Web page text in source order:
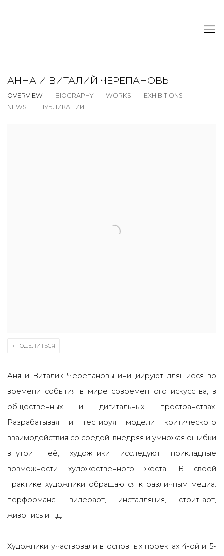
АННА И ВИТАЛИЙ ЧЕРЕПАНОВЫ
OVERVIEW BIOGRAPHY WORKS
EXHIBITIONS
NEWS
ПУБЛИКАЦИИ
ПОДЕЛИТЬСЯ
Аня и Виталик Черепановы инициируют длящиеся во
времени события в мире современного искусства, в
общественных и дигитальных пространствах.
Разрабатывая и тестируя модели критического
взаимодействия со средой, внедряя и умножая ошибки
внутри неё, художники исследуют прикладные
возможности художественного жеста. В своей
практике художники обращаются к различным медиа:
перформанс, видеоарт, инсталляция, стрит-арт,
живопись и т.д.
Художники участвовали в основных проектах 4-ой и 5-